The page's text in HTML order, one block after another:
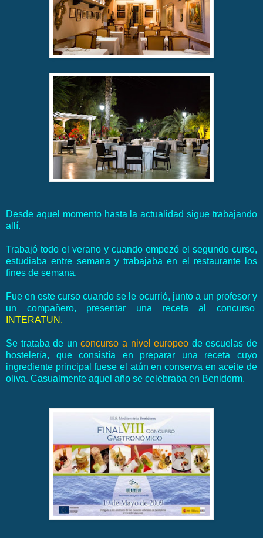
Desde aquel momento hasta la actualidad sigue trabajando
allí.
Trabajó todo el verano y cuando empezó el segundo curso,
estudiaba entre semana y trabajaba en el restaurante los
fines de semana.
Fue en este curso cuando se le ocurrió, junto a un profesor y
un compañero, presentar una receta al concurso
INTERATUN.
Se trataba de unconcurso a nivel europeo de escuelas de
hostelería, que consistía en preparar una receta cuyo
ingrediente principal fuese el atún en conserva en aceite de
oliva. Casualmente aquel año se celebraba en Benidorm.